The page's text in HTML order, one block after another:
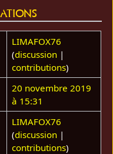
LIMAFOX76
(discussion|
contributions)
20 novembre 2019
à 15:31
LIMAFOX76
(discussion|
contributions)